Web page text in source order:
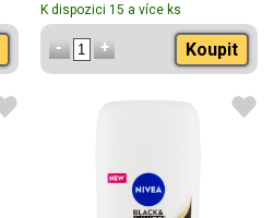
K dispozici 15 a více ks
Koupit